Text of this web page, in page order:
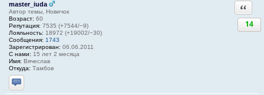
master_iuda
Автор темы, Новичок
Возраст: 60
Репутация: 7535 (+7544/−9)
Лояльность: 18972 (+19002/−30)
Сообщения: 1743
Зарегистрирован: 06.06.2011
С нами: 15 лет 2 месяца
Имя: Вячеслав
Откуда: Тамбов
Отправить личное сообщение
14